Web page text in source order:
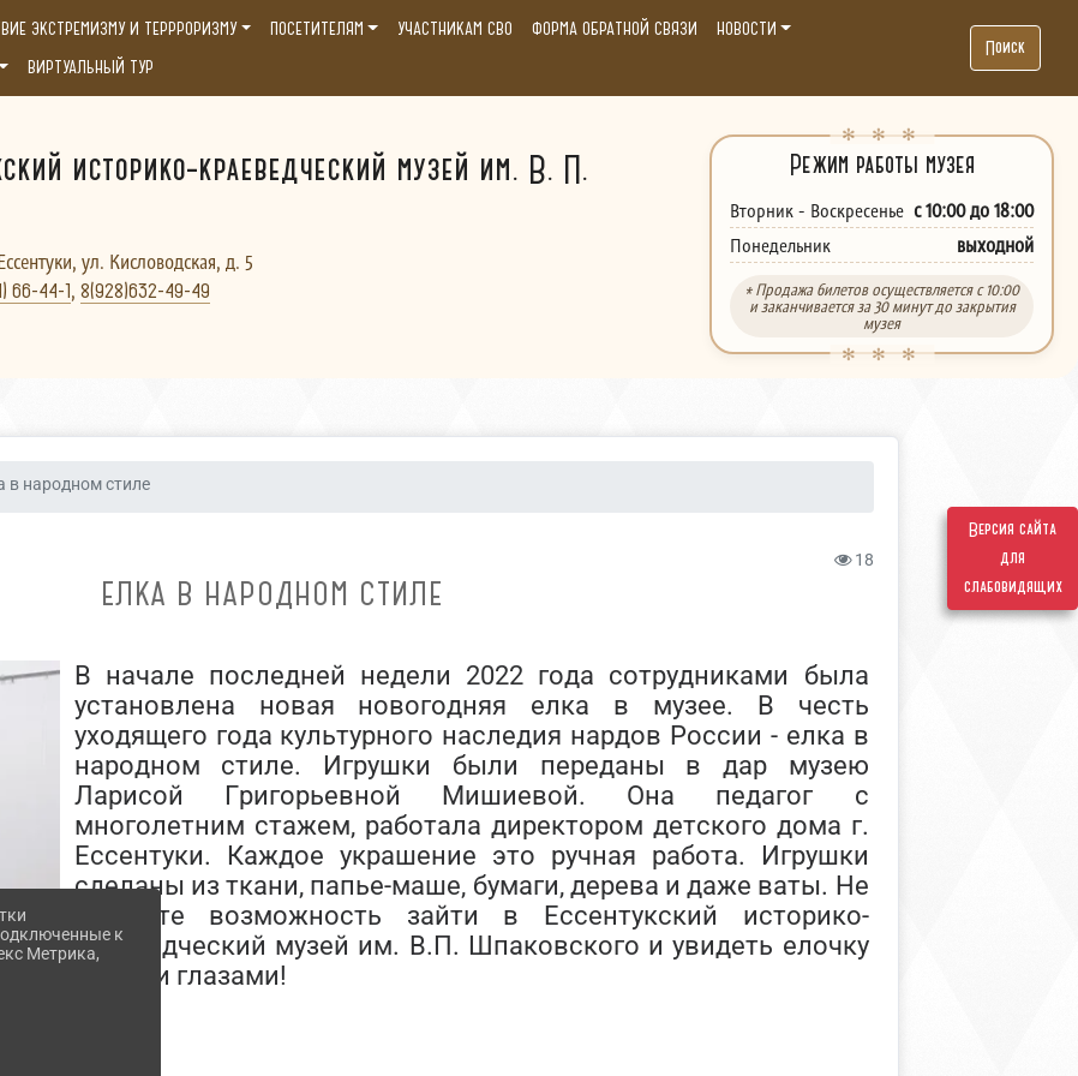
Версия сайта
для
слабовидящих
ЭКСТРЕМИЗМУ И ТЕРРРОРИЗМУ ПОСЕТИТЕЛЯМ УЧАСТНИКАМ СВО ФОРМА ОБРАТНОЙ СВЯЗИ
НОВОСТИ
ВИРТУАЛЬНЫЙ ТУР
Поиск
историко-краеведческий музей им. В. П.
ул. Кисловодская, д. 5
66-44-1, 8(928)632-49-49
Режим работы музея
Вторник - Воскресенье с 10:00 до 18:00
Понедельник выходной
* Продажа билетов осуществляется с 10:00
и заканчивается за 30 минут до закрытия
музея
в народном стиле
18
ЕЛКА В НАРОДНОМ СТИЛЕ
В начале последней недели 2022 года сотрудниками была
установлена новая новогодняя елка в музее. В честь
уходящего года культурного наследия нардов России - елка в
народном стиле. Игрушки были переданы в дар музею
Ларисой Григорьевной Мишиевой. Она педагог с
многолетним стажем, работала директором детского дома г.
Ессентуки. Каждое украшение это ручная работа. Игрушки
сделаны из ткани, папье-маше, бумаги, дерева и даже ваты. Не
упустите возможность зайти в Ессентукский историко-
краеведческий музей им. В.П. Шпаковского и увидеть елочку
своими глазами!
к
Метрика,